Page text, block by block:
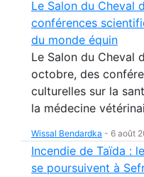
Le Salon du Cheval
conférences
du monde équin
Le Salon du Cheval
octobre, des
culturelles sur la
la médecine
Wissal Bendardka - 6 août
Incendie de Taïda :
se poursuivent à